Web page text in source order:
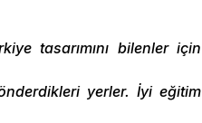
tasarımını bilenler için
yerler. İyi eğitim